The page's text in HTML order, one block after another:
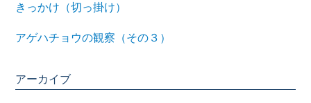
きっかけ（切っ掛け）
アゲハチョウの観察（その３）
アーカイブ